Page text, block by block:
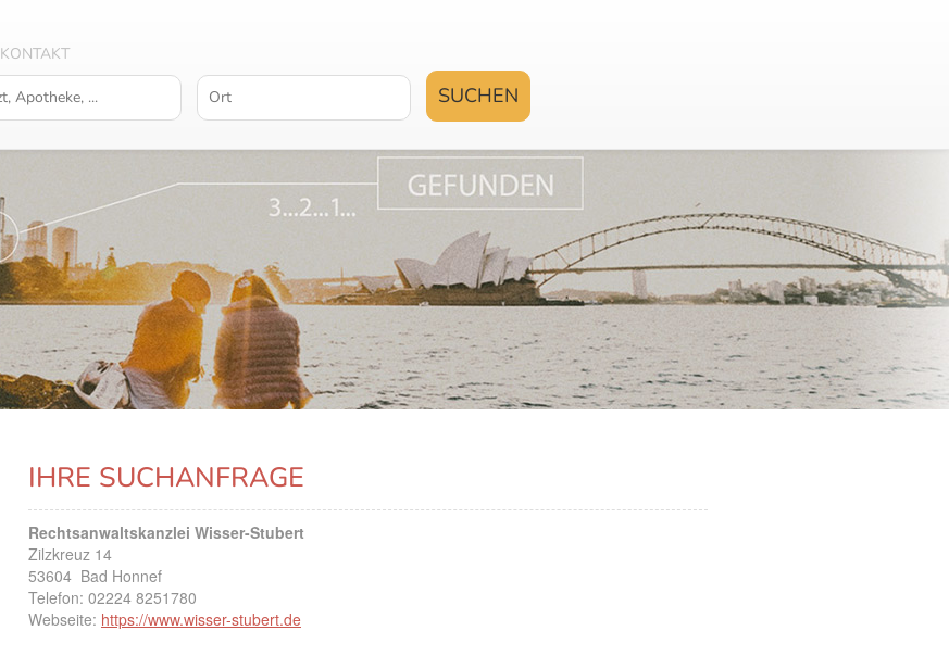
KONTAKT
IHRE SUCHANFRAGE
Rechtsanwaltskanzlei Wisser-Stubert
Zilzkreuz 14
53604 Bad Honnef
Telefon: 02224 8251780
Webseite: https://www.wisser-stubert.de